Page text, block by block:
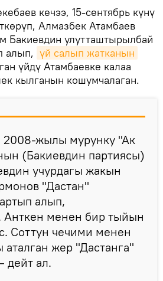
кечээ, 15-сентябрь күнү
Алмазбек Атамбаев
Бакиевдин улутташтырылбай
алып, үй салып жатканын
үйдү Атамбаевке калаа
кылганын кошумчалаган.
2008-жылы мурунку "Ак
(Бакиевдин партиясы)
учурдагы жакын
"Дастан"
алып,
Анткен менен бир тыйын
Соттун чечими менен
жер "Дастанга"
дейт ал.